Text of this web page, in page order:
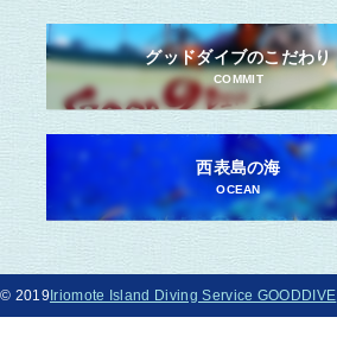
グッドダイブのこだわり
COMMIT
西表島の海
OCEAN
© 2019Iriomote Island Diving Service GOODDIVE